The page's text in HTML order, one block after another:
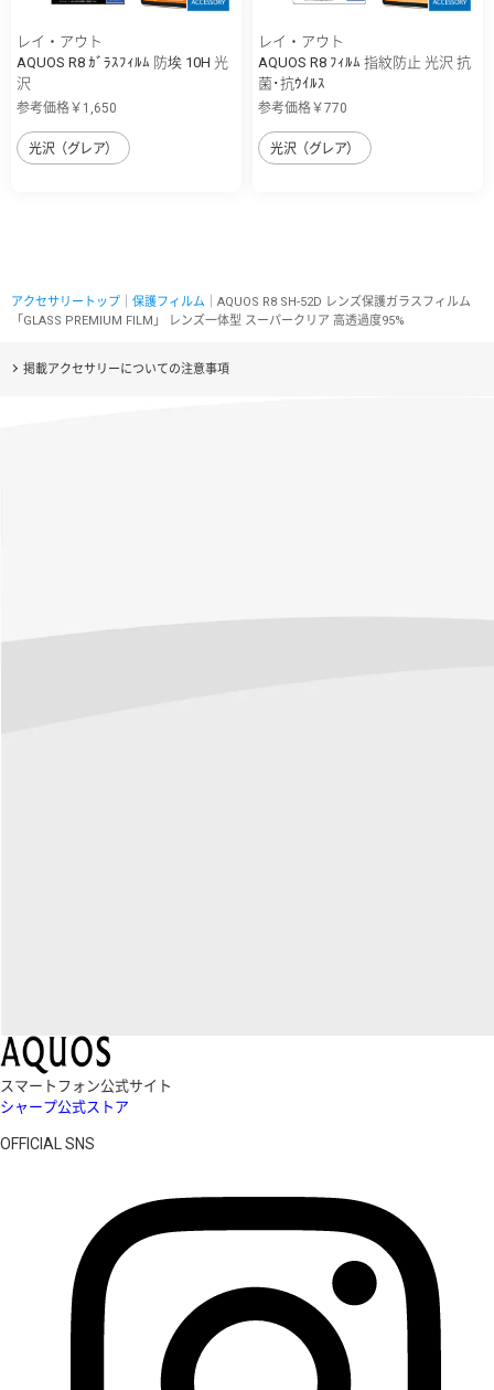
レイ・アウト
AQUOS R8 ｶﾞﾗｽﾌｨﾙﾑ 防埃 10H 光
沢
参考価格￥1,650
光沢（グレア）
レイ・アウト
AQUOS R8 ﾌｨﾙﾑ 指紋防止 光沢 抗
菌･抗ｳｲﾙｽ
参考価格￥770
光沢（グレア）
アクセサリートップ 保護フィルム ｜AQUOS R8 SH-52D レンズ保護ガラスフィルム
「GLASS PREMIUM FILM」 レンズ一体型 スーパークリア 高透過度95%
掲載アクセサリーについての注意事項
スマートフォン公式サイト
シャープ公式ストア
OFFICIAL SNS